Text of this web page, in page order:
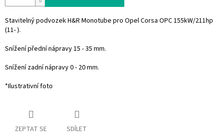
Stavitelný podvozek H&R Monotube pro Opel Corsa OPC 155kW/211hp
(11- ).
Snížení přední nápravy 15 - 35 mm.
Snížení zadní nápravy 0 - 20 mm.
*Ilustrativní foto
ZEPTAT SE SDÍLET